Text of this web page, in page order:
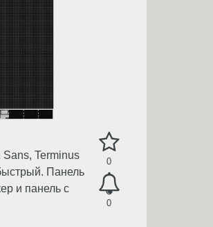
0
0
Terminus
Панель
и панель с